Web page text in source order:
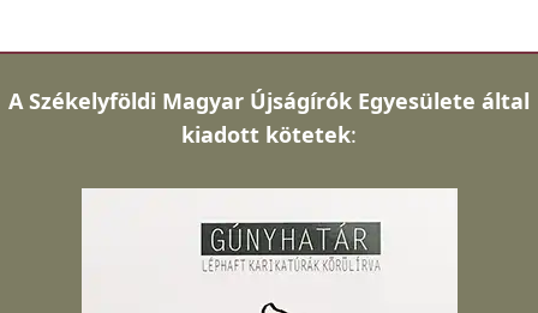
A Székelyföldi Magyar Újságírók Egyesülete által
kiadott kötetek: